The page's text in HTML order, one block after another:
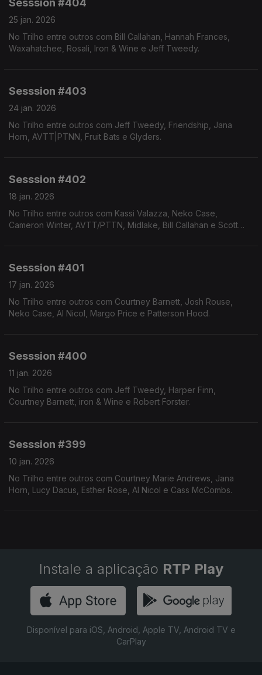
Sesssion #404
25 jan. 2026
No Trilho entre outros com Bill Callahan, Hannah Frances,
Waxahatchee, Rosali, Iron & Wine e Jeff Tweedy.
Sesssion #403
24 jan. 2026
No Trilho entre outros com Jeff Tweedy, Friendship, Jana
Horn, AVTT|PTNN, Fruit Bats e Glyders.
Sesssion #402
18 jan. 2026
No Trilho entre outros com Kassi Valazza, Neko Case,
Cameron Winter, AVTT/PTTN, Midlake, Bill Callahan e Scott
Sesssion #401
17 jan. 2026
No Trilho entre outros com Courtney Barnett, Josh Rouse,
Neko Case, Al Nicol, Margo Price e Patterson Hood.
Sesssion #400
11 jan. 2026
No Trilho entre outros com Jeff Tweedy, Harper Finn,
Courtney Barnett, iron & Wine e Robert Forster.
Sesssion #399
10 jan. 2026
No Trilho entre outros com Courtney Marie Andrews, Jana
Horn, Lucy Dacus, Esther Rose, Al Nicol e Cass McCombs.
Instale a aplicação RTP Play
Disponível para iOS, Android, Apple TV, Android TV e
CarPlay